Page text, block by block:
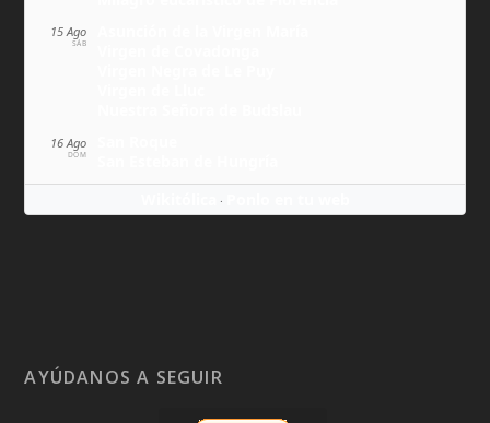
15 Ago
SÁB
16 Ago
DOM
·
AYÚDANOS A SEGUIR